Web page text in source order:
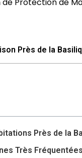
Près de la
Près de la
Très